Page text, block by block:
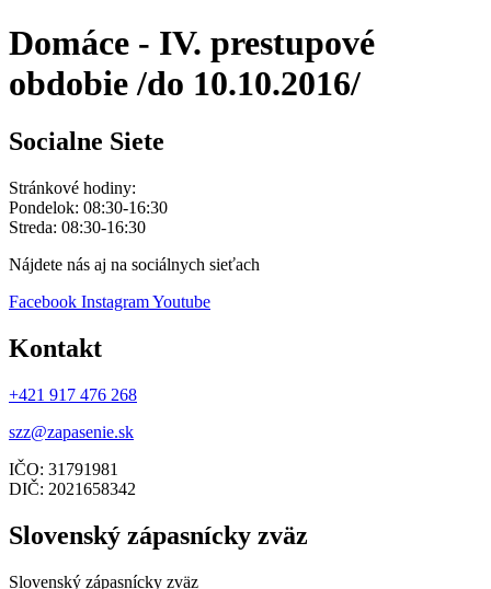
Domáce - IV. prestupové
obdobie /do 10.10.2016/
Socialne Siete
Stránkové hodiny:
Pondelok: 08:30-16:30
Streda: 08:30-16:30
Nájdete nás aj na sociálnych sieťach
Facebook InstagramYoutube
Kontakt
+421 917 476 268
szz@zapasenie.sk
IČO: 31791981
DIČ: 2021658342
Slovenský zápasnícky zväz
Slovenský zápasnícky zväz